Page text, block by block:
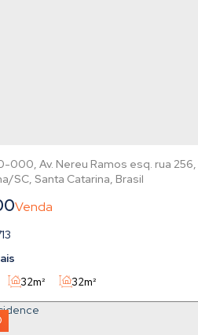
000, Av. Nereu Ramos esq. rua 256,
, Santa Catarina, Brasil
32m² 32m²